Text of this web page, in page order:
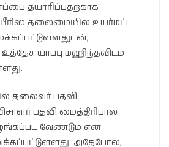
தயாரிப்பதற்காக
பீரிஸ் தலைமையில் உயர்மட்ட
யாப்பு மஹிந்தவிடம்
தலைவர் பதவி
பதவி மைத்திரிபால
வேண்டும் என
அதேபோல்,